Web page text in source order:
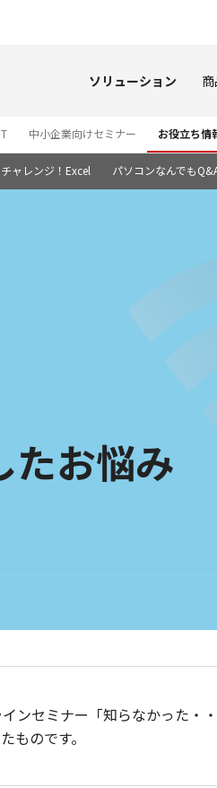
ソリューション
中小企業向けセミナー お役立ち情
チャレンジ！Excel パソコンなんでも
たお悩み
ンセミナー「知らなかった・
ものです。